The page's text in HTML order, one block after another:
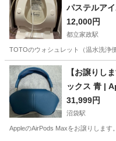
パステルア
12,000円
都立家政駅
TOTOのウォシュレット（温水洗浄
東京 練馬区 都立家政駅
【お譲りし
ックス 青 |
31,999円
沼袋駅
AppleのAirPods Maxをお譲りしま